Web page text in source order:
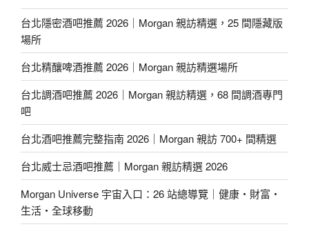
台北隱密酒吧推薦 2026｜Morgan 親訪精選，25 間隱藏版
場所
台北精釀啤酒推薦 2026｜Morgan 親訪精選場所
台北調酒吧推薦 2026｜Morgan 親訪精選，68 間調酒專門
吧
台北酒吧推薦完整指南 2026｜Morgan 親訪 700+ 間精選
台北威士忌酒吧推薦｜Morgan 親訪精選 2026
Morgan Universe 宇宙入口：26 站總導覽｜健康・財富・
生活・全球移動